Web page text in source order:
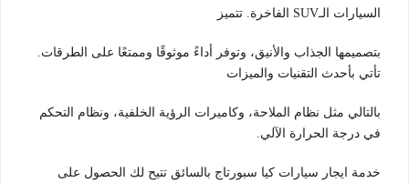
السيارات الـSUV الفاخرة. تتميز
بتصميمها الجذاب والأنيق، وتوفر أداءً موثوقًا وممتعًا على الطرقات.
تأتي بأحدث التقنيات والميزات
بالتالي مثل نظام الملاحة، وكاميرات الرؤية الخلفية، ونظام التحكم
في درجة الحرارة الآلي.
خدمة ايجار سيارات كيا سبورتاج بالسائق تتيح لك الحصول على